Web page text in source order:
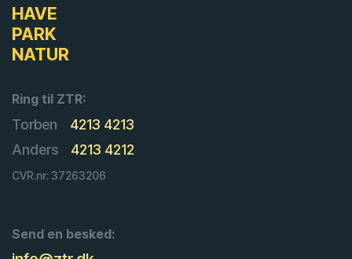
HAVE
PARK
NATUR
Ring til ZTR:
Torben
4213 4213
Anders
4213 4212
CVR.nr: 37263206
Send en besked: